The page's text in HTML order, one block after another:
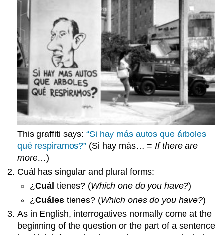
This graffiti says:“Si hay más autos que árboles
qué respiramos?” (Si hay más… =If there are
more…)
Cuál has singular and plural forms:
¿Cuál tienes?(Which one do you have?)
¿ Cuálestienes?(Which ones do you have?)
As in English, interrogatives normally come at the
beginning of the question or the part of a sentence